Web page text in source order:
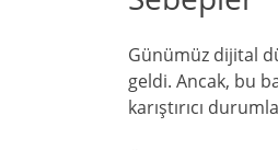
Günümüz dijital
geldi. Ancak, bu
karıştırıcı